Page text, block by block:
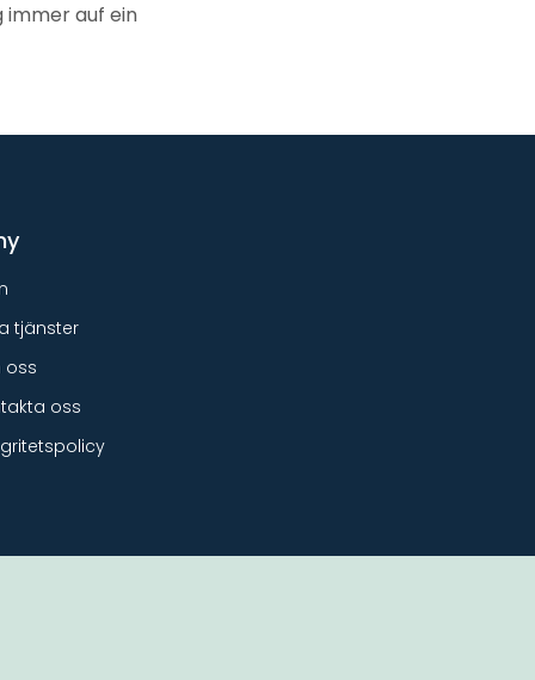
immer auf ein
tjänster
oss
oss